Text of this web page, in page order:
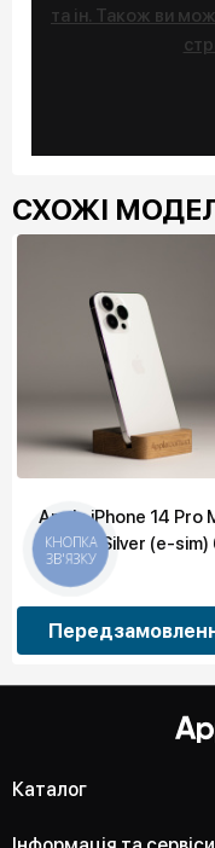
та ін. Також ви
СХОЖІ
Apple iPhone 14 Pro
128GB Silver (e-sim)
Каталог
КНОПКА
ЗВ'ЯЗКУ